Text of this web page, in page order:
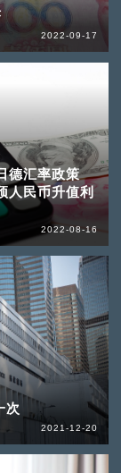
2022-09-17
德汇率政策
人民币升值利
2022-08-16
次
2021-12-20